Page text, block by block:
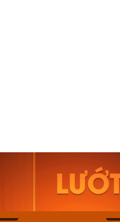
Casio
115D-